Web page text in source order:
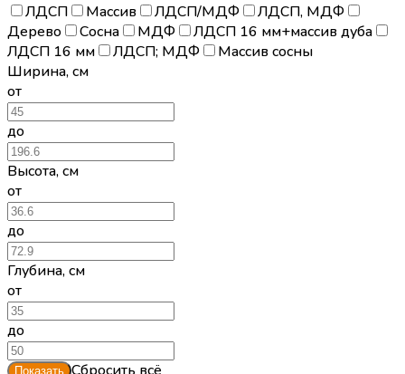
ЛДСП Массив ЛДСП/МДФ
ЛДСП, МДФ
Дерево
Сосна МДФ
ЛДСП 16 мм+массив дуба
ЛДСП 16 мм
ЛДСП; МДФ
Массив сосны
Ширина,см
от
до
Высота,см
от
до
Глубина,см
от
до